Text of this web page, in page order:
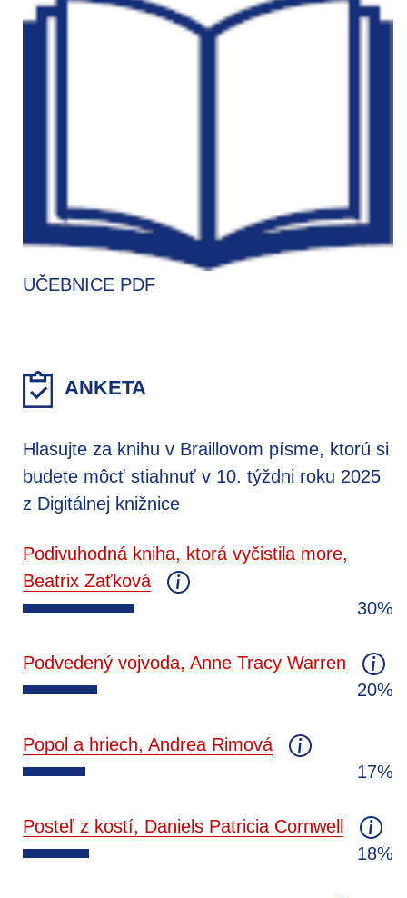
UČEBNICE PDF
ANKETA
Hlasujte za knihu v Braillovom písme, ktorú si
budete môcť stiahnuť v 10. týždni roku 2025
z Digitálnej knižnice
Podivuhodná kniha, ktorá vyčistila more,
Beatrix Zaťková
30%
Podvedený vojvoda, Anne Tracy Warren
20%
Popol a hriech, Andrea Rimová
17%
Posteľ z kostí, Daniels Patricia Cornwell
18%